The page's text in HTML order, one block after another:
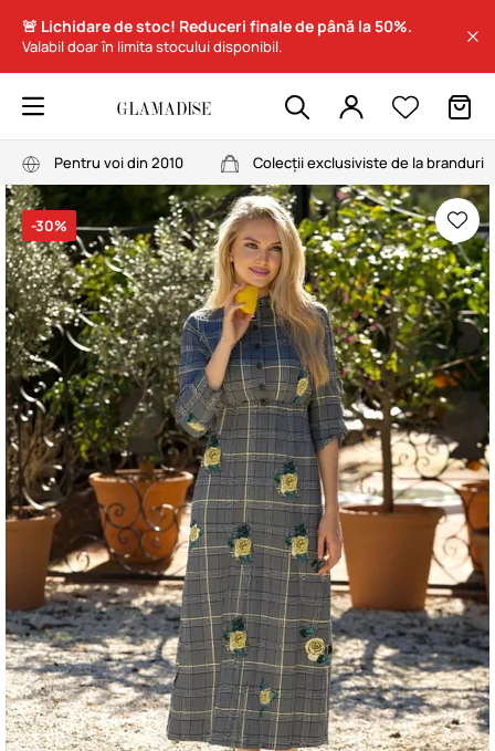
🚨 Lichidare de stoc! Reduceri finale de până la 50%.
Valabil doar în limita stocului disponibil.
Pentru voi din 2010 Colecții exclusiviste de la branduri
-30%